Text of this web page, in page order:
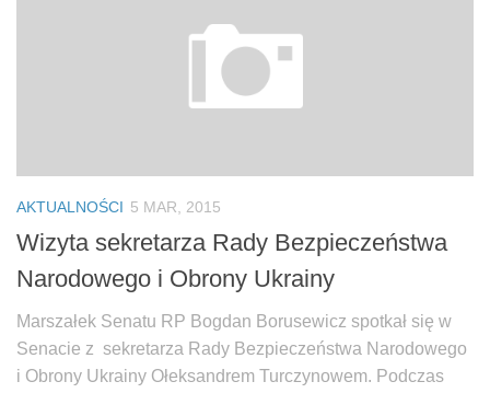
Fundacja Batorego
AKTUALNOŚCI 5 MAR, 2015
Wizyta sekretarza Rady Bezpieczeństwa
Narodowego i Obrony Ukrainy
Marszałek Senatu RP Bogdan Borusewicz spotkał się w
Senacie z sekretarza Rady Bezpieczeństwa Narodowego
i Obrony Ukrainy Ołeksandrem Turczynowem. Podczas